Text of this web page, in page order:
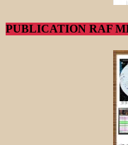
PUBLICATION RAF